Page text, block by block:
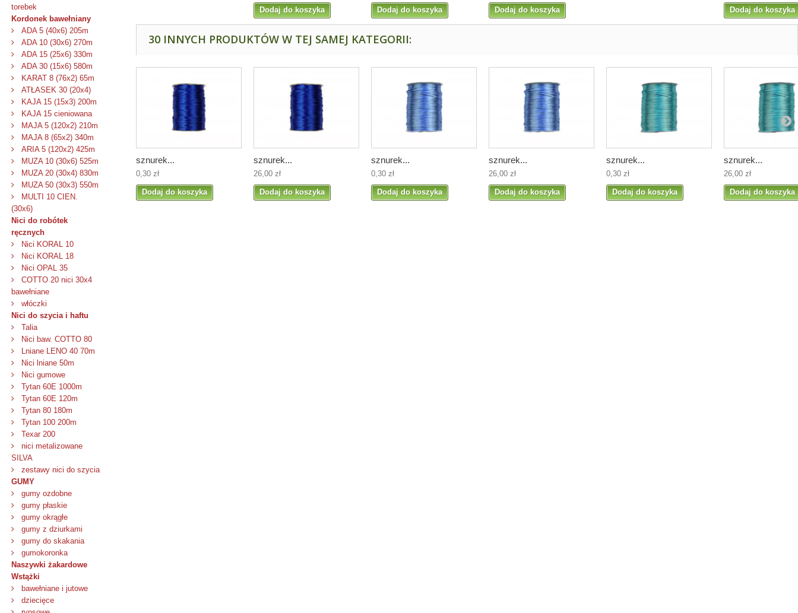
torebek
Kordonek bawełniany
ADA 5 (40x6) 205m
ADA 10 (30x6) 270m
ADA 15 (25x6) 330m
ADA 30 (15x6) 580m
KARAT 8 (76x2) 65m
ATŁASEK 30 (20x4)
KAJA 15 (15x3) 200m
KAJA 15 cieniowana
MAJA 5 (120x2) 210m
MAJA 8 (65x2) 340m
ARIA 5 (120x2) 425m
MUZA 10 (30x6) 525m
MUZA 20 (30x4) 830m
MUZA 50 (30x3) 550m
MULTI 10 CIEN.
(30x6)
Nici do robótek
ręcznych
Nici KORAL 10
Nici KORAL 18
Nici OPAL 35
COTTO 20 nici 30x4
bawełniane
włóczki
Nici do szycia i haftu
Talia
Nici baw. COTTO 80
Lniane LENO 40 70m
Nici lniane 50m
Nici gumowe
Tytan 60E 1000m
Tytan 60E 120m
Tytan 80 180m
Tytan 100 200m
Texar 200
nici metalizowane
SILVA
zestawy nici do szycia
GUMY
gumy ozdobne
gumy płaskie
gumy okrągłe
gumy z dziurkami
gumy do skakania
gumokoronka
Naszywki żakardowe
Wstążki
bawełniane i jutowe
dziecięce
Dodaj do koszyka Dodaj do koszyka Dodaj do koszyka Dodaj do koszyka
30 INNYCH PRODUKTÓW W TEJ SAMEJ KATEGORII:
sznurek...
0,30 zł
Dodaj do koszyka
sznurek...
26,00 zł
Dodaj do koszyka
sznurek...
0,30 zł
Dodaj do koszyka
sznurek...
26,00 zł
Dodaj do koszyka
sznurek...
0,30 zł
Dodaj do koszyka
sznurek...
26,00 zł
Dodaj do koszyka